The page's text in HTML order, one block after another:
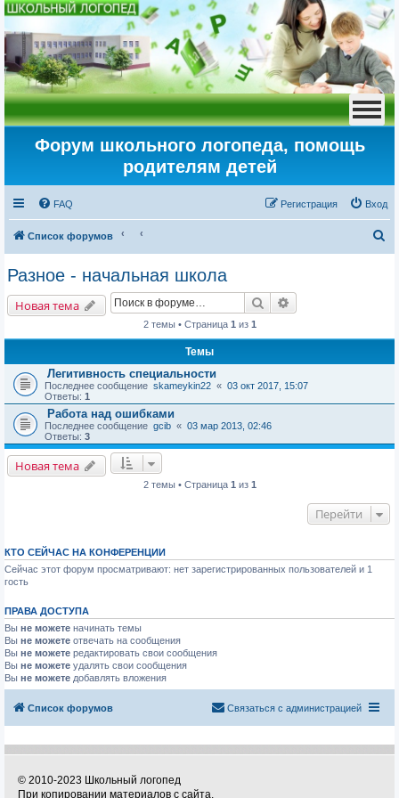
Форум школьного логопеда, помощь
родителям детей
FAQ Вход
Регистрация
Список форумов
о
Разное - начальная школа
Новая тема Поиск
2 темы • Страница 1 из 1
Темы
Легитивность специальности
Последнее сообщение skameykin22 « 03 окт 2017, 15:07
Ответы: 1
Работа над ошибками
Последнее сообщение gcib « 03 мар 2013, 02:46
Ответы: 3
Новая тема
2 темы • Страница 1 из 1
Перейти
КТО СЕЙЧАС НА КОНФЕРЕНЦИИ
Сейчас этот форум просматривают: нет зарегистрированных пользователей и 1
гость
ПРАВА ДОСТУПА
Вы не можете начинать темы
Вы не можете отвечать на сообщения
Вы не можете редактировать свои сообщения
Вы не можете удалять свои сообщения
Вы не можете добавлять вложения
Список форумов Связаться с администрацией
© 2010-2023 Школьный логопед
При копировании материалов с сайта,